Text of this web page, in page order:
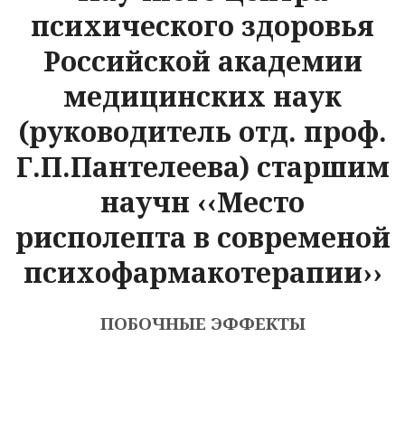
психического здоровья
Российской академии
медицинских наук
(руководитель отд. проф.
Г.П.Пантелеева) старшим
научн ‹‹Место
рисполепта в современой
психофармакотерапии››
ПОБОЧНЫЕ ЭФФЕКТЫ